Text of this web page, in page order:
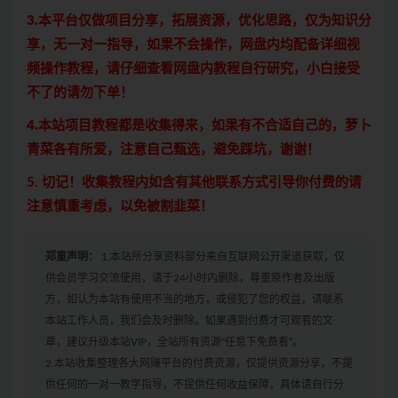
3.本平台仅做项目分享，拓展资源，优化思路，仅为知识分
享，无一对一指导，如果不会操作，网盘内均配备详细视
频操作教程，请仔细查看网盘内教程自行研究，小白接受
不了的请勿下单！
4.本站项目教程都是收集得来，如果有不合适自己的，萝卜
青菜各有所爱，注意自己甄选，避免踩坑，谢谢！
5. 切记！收集教程内如含有其他联系方式引导你付费的请
注意慎重考虑，以免被割韭菜！
郑重声明：
1.本站所分享资料部分来自互联网公开渠道获取，仅
供会员学习交流使用，请于24小时内删除，尊重原作者及出版
方，如认为本站有使用不当的地方，或侵犯了您的权益，请联系
本站工作人员，我们会及时删除。如果遇到付费才可观看的文
章，建议升级本站VIP，全站所有资源“任意下免费看”。
2.本站收集整理各大网赚平台的付费资源，仅提供资源分享，不提
供任何的一对一教学指导，不提供任何收益保障，具体请自行分